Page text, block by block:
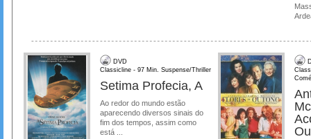
DVD
Classicline - 97 Min. Suspense/Thriller
Setima Profecia, A
Ao redor do mundo estão
aparecendo diversos sinais do
fim dos tempos, assim como
está ...